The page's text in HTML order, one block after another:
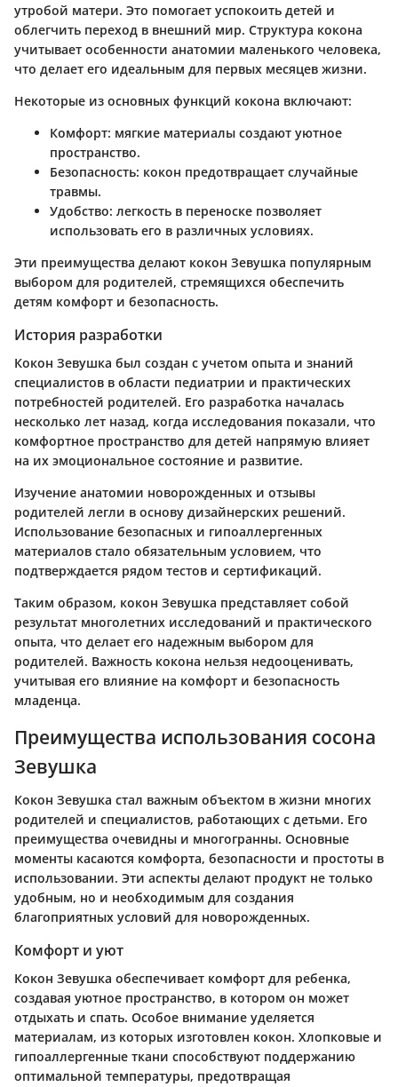
утробой матери. Это помогает успокоить детей и
облегчить переход в внешний мир. Структура кокона
учитывает особенности анатомии маленького человека,
что делает его идеальным для первых месяцев жизни.
Некоторые из основных функций кокона включают:
Комфорт: мягкие материалы создают уютное
пространство.
Безопасность: кокон предотвращает случайные
травмы.
Удобство: легкость в переноске позволяет
использовать его в различных условиях.
Эти преимущества делают кокон Зевушка популярным
выбором для родителей, стремящихся обеспечить
детям комфорт и безопасность.
История разработки
Кокон Зевушка был создан с учетом опыта и знаний
специалистов в области педиатрии и практических
потребностей родителей. Его разработка началась
несколько лет назад, когда исследования показали, что
комфортное пространство для детей напрямую влияет
на их эмоциональное состояние и развитие.
Изучение анатомии новорожденных и отзывы
родителей легли в основу дизайнерских решений.
Использование безопасных и гипоаллергенных
материалов стало обязательным условием, что
подтверждается рядом тестов и сертификаций.
Таким образом, кокон Зевушка представляет собой
результат многолетних исследований и практического
опыта, что делает его надежным выбором для
родителей. Важность кокона нельзя недооценивать,
учитывая его влияние на комфорт и безопасность
младенца.
Преимущества использования cocонa
Зевушка
Кокон Зевушка стал важным объектом в жизни многих
родителей и специалистов, работающих с детьми. Его
преимущества очевидны и многогранны. Основные
моменты касаются комфорта, безопасности и простоты в
использовании. Эти аспекты делают продукт не только
удобным, но и необходимым для создания
благоприятных условий для новорожденных.
Комфорт и уют
Кокон Зевушка обеспечивает комфорт для ребенка,
создавая уютное пространство, в котором он может
отдыхать и спать. Особое внимание уделяется
материалам, из которых изготовлен кокон. Хлопковые и
гипоаллергенные ткани способствуют поддержанию
оптимальной температуры, предотвращая